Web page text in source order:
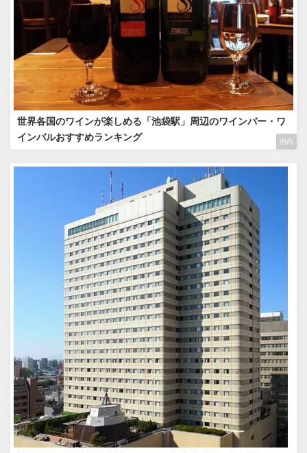
国内
世界各国のワインが楽しめる「池袋駅」周辺のワインバー・ワ
インバルおすすめランキング